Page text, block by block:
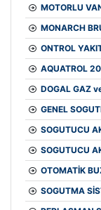
MOTORLU
MONARCH
ONTROL
AQUATROL
DOGAL GAZ
GENEL
SOGUTUCU
SOGUTUCU
OTOMATİK
SOGUTMA